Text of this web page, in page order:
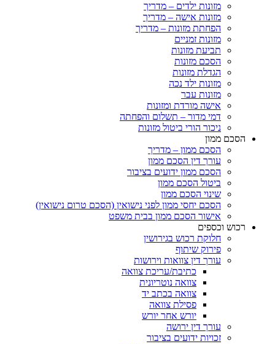
מזונות ילדים – מדריך
מזונות אישה – מדריך
הפחתת מזונות – מדריך
מזונות זמניים
תביעת מזונות
הסכם מזונות
הגדלת מזונות
מזונות ילד נכה
מזונות עבר
אישה מורדת ומזונות
דמי מדור – תשלום והפחתה
ניכור הורי ביטול מזונות
ממון
הסכם ממון – מדריך
עורך דין הסכם ממון
הסכם ממון ידועים בציבור
ביטול הסכם ממון
שינוי הסכם ממון
הסכם יחסי ממון לפני נישואין (הסכם טרום נישואין)
אישור הסכם ממון בבית משפט
וכספים
חלוקת רכוש בגירושין
פירוק שיתוף
עורך דין צוואות וירושות
כתיבת/עריכת צוואה
צוואה נוטריונית
צוואה בכתב יד
פסילת צוואה
יורש אחר יורש
עורך דין ירושה
זכויות ידועים בציבור